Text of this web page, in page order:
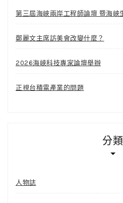
第三屆海峽兩岸工程師論壇 暨海峽
鄭麗文主席訪美會改變什麼？
2026海峽科技專家論壇舉辦
正視台積電產業的問題
分類
人物誌